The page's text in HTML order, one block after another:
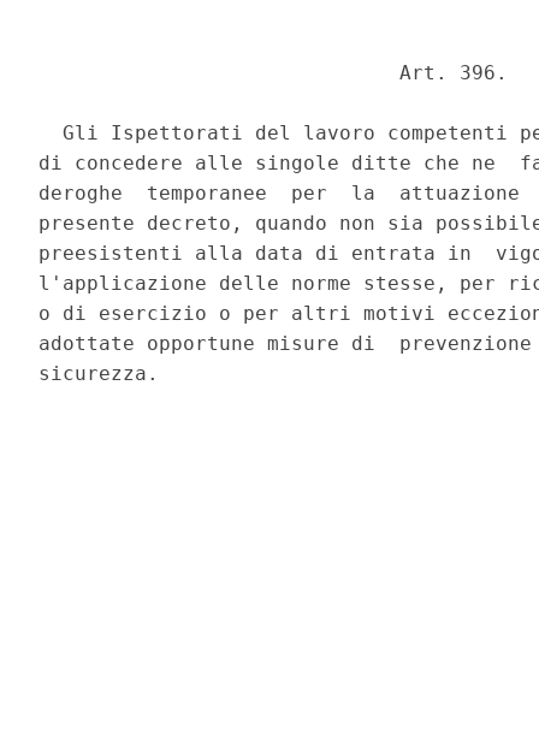
                              Art. 396.
Gli Ispettorati del lavoro competenti
di concedere alle singole ditte che ne
deroghe  temporanee  per  la
presente decreto, quando non sia
preesistenti alla data di entrata in
l'applicazione delle norme stesse, per
o di esercizio o per altri motivi
adottate opportune misure di